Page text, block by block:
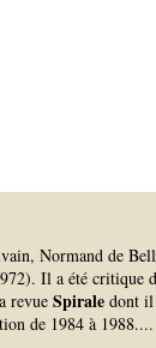
Normand de
Il a été critique
revue Spirale dont il
de 1984 à 1988....